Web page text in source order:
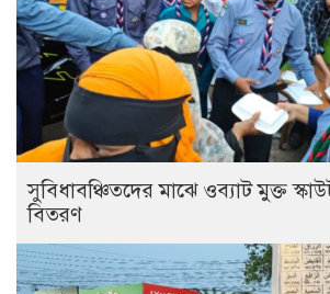
সুবিধাবঞ্চিতদের মাঝে ওব্যাট মুক্ত
বিতরণ